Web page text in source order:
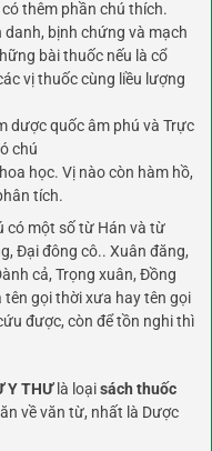
thêm phần chú thích.
bịnh chứng và mạch
bài thuốc nếu là cổ
vị thuốc cùng liều lượng
dược quốc âm phú và Trực
chú
học. Vị nào còn hàm hồ,
tích.
có một số từ Hán và từ
Đại đông cô.. Xuân đăng,
cả, Trọng xuân, Đồng
tên gọi thời xưa hay tên gọi
được, còn để tồn nghi thì
Y THƯlà loạisách thuốc
về văn từ, nhất là Dược